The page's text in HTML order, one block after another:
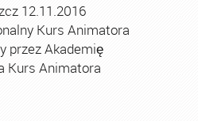
12.11.2016
Kurs Animatora
przez Akademię
Kurs Animatora